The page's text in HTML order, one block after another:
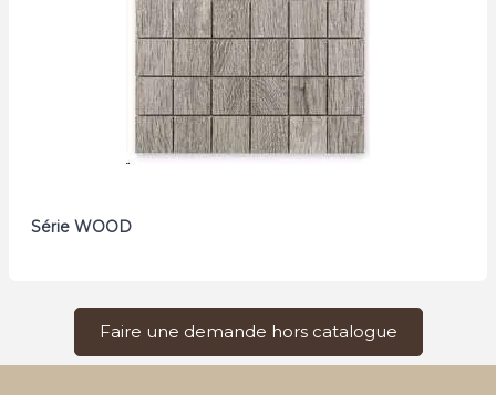
Série WOOD
Faire une demande hors catalogue